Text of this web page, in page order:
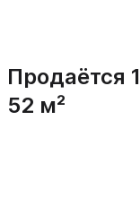
Продаётся
52 м²